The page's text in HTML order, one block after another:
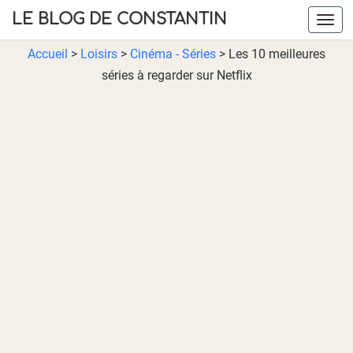
LE BLOG DE CONSTANTIN
Accueil > Loisirs > Cinéma - Séries > Les 10 meilleures
séries à regarder sur Netflix